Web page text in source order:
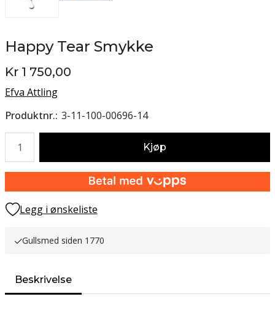
Happy Tear Smykke
Kr 1 750,00
Efva Attling
Produktnr. 3-11-100-00696-14
Kjøp
Legg i ønskeliste
Gullsmed siden 1770
Beskrivelse